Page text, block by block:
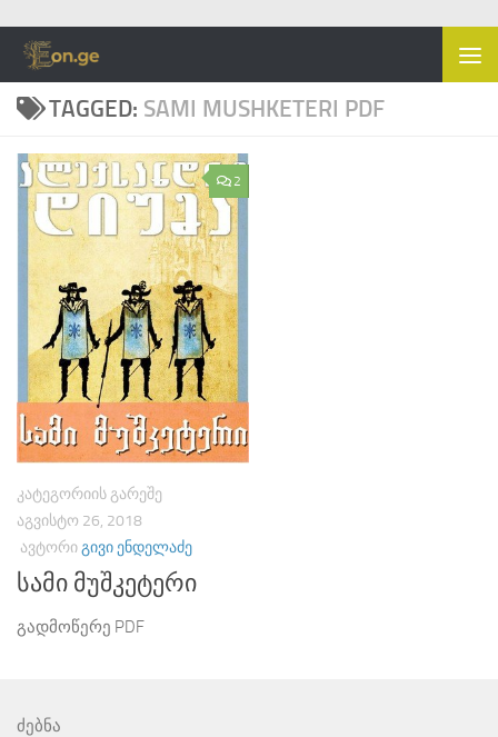
Skip to content
TAGGED: SAMI MUSHKETERI PDF
2
ᲙᲐᲢᲔᲒᲝᲠᲘᲘᲡ ᲒᲐᲠᲔᲨᲔ
ᲐᲒᲕᲘᲡᲢᲝ 26, 2018
ᲐᲕᲢᲝᲠᲘᲒᲘᲕᲘ ᲔᲜᲓᲔᲚᲐᲫᲔ
სამი მუშკეტერი
გადმოწერე PDF
ძებნა